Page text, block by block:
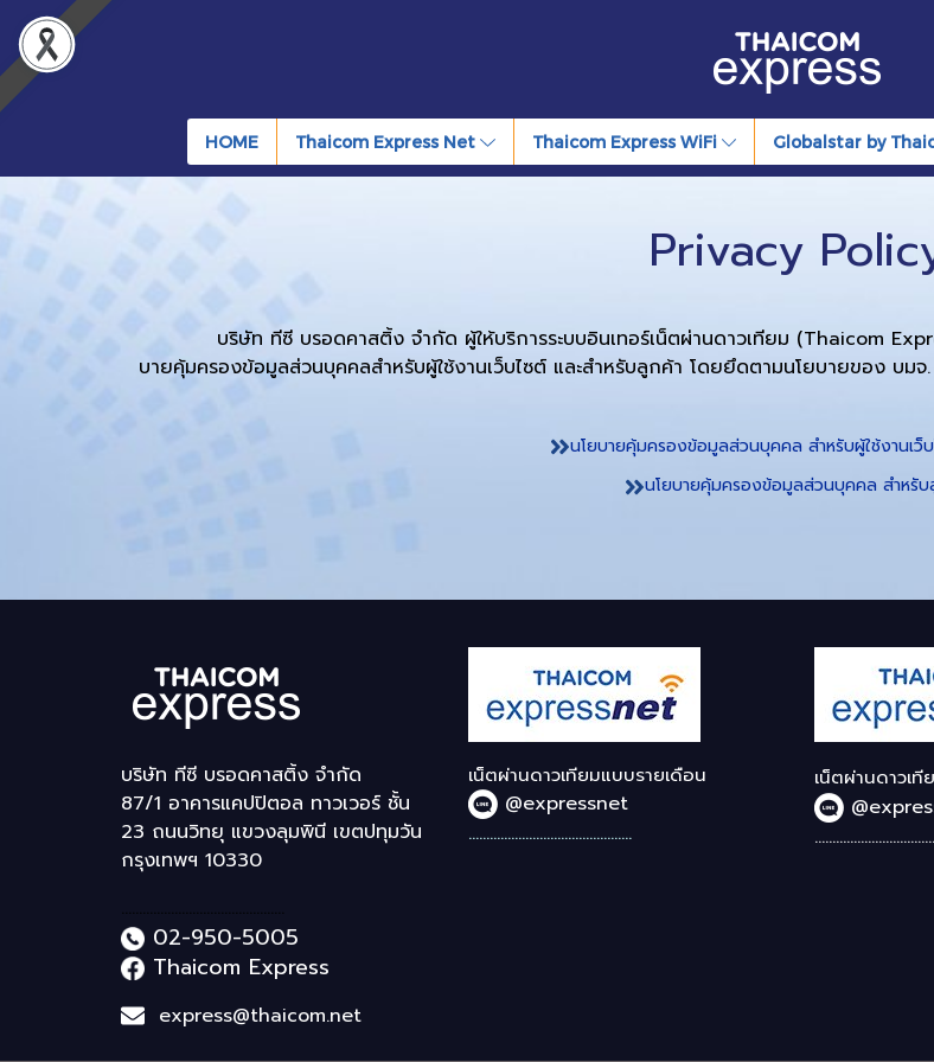
HOME Thaicom Express Net Thaicom Express WiFi Globalstar by
Privacy
บริษัท ทีซี บรอดคาสติ้ง จำกัด ผู้ให้บริการระบบอินเทอร์เน็ตผ่านดาวเทียม (Thaicom
บายคุ้มครองข้อมูลส่วนบุคคลสำหรับผู้ใช้งานเว็บไซต์ และสำหรับลูกค้า โดยยึดตามนโยบายของ บม
นโยบายคุ้มครองข้อมูลส่วนบุคคล สำหรับผู้ใช้งานเว็
นโยบายคุ้มครองข้อมูลส่วนบุคคล สำหรับ
บริษัท ทีซี บรอดคาสติ้ง จำกัด
87/1 อาคารแคปปิตอล ทาวเวอร์ ชั้น
23 ถนนวิทยุ แขวงลุมพินี เขตปทุมวัน
กรุงเทพฯ 10330
..............................................
02-950-5005
Thaicom Express
express@thaicom.net
เน็ตผ่านดาวเทียมแบบรายเดือน
@expressnet
..............................................
เน็ตผ่านดาวเที